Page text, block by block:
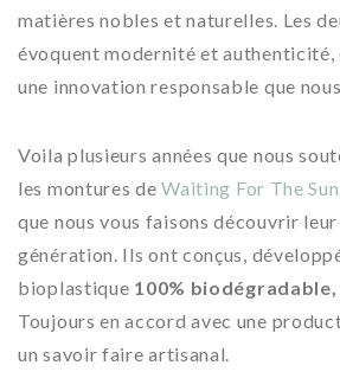
matières nobles et naturelles. Les
évoquent modernité et
une innovation responsable que
Voila plusieurs années que nous
les montures deWaiting For The Sun
que nous vous faisons découvrir
génération. Ils ont conçus,
bioplastique 100%
Toujours en accord avec une
un savoir faire artisanal.